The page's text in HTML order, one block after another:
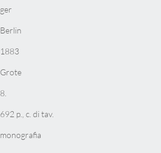
ger
Berlin
1883
Grote
8.
692 p., c. di tav.
monografia